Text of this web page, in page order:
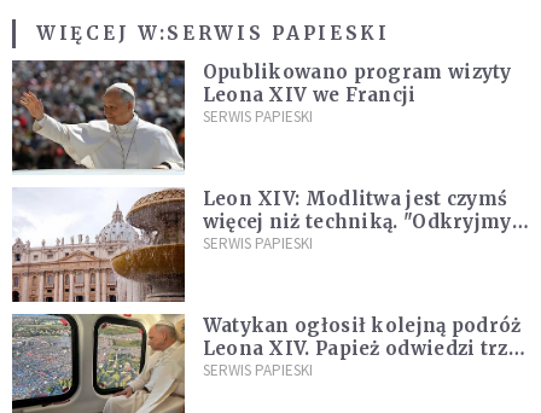
WIĘCEJ W:SERWIS PAPIESKI
Opublikowano program wizyty
Leona XIV we Francji
SERWIS PAPIESKI
Leon XIV: Modlitwa jest czymś
więcej niż techniką. "Odkryjmy
ją na nowo"
SERWIS PAPIESKI
Watykan ogłosił kolejną podróż
Leona XIV. Papież odwiedzi trzy
kraje Ameryki Południowej
SERWIS PAPIESKI